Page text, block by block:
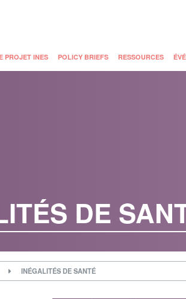
PROJET INES POLICY BRIEFS RESSOURCES
DE
INÉGALITÉS DE SANTÉ